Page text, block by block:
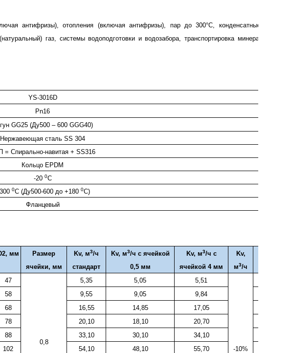
антифризы), отопления (включая антифризы), пар до 300°C, конденсатные линии,
газ, системы водоподготовки и водозабора, транспортировка минеральных и
YS-3016D
Pn16
GG25(Ду500 – 600GGG40)
Нержавеющая сталь SS 304
= Спирально-навитая + SS316
Кольцо EPDM
-20 0C
300 0C (Ду500-600 до +180 0C)
Фланцевый
мм
Размер
ячейки, мм
Kv, м3/ч
стандарт
Kv, м3/ч с ячейкой
0,5 мм
Kv, м3/ч с
ячейкой 4 мм
Kv,
м3/ч
47
0,8
5,35 5,05 5,51
-10%
58 9,55 9,05 9,84
68 16,55 14,85 17,05
78 20,10 18,10 20,70
88 33,10 30,10 34,10
102 54,10 48,10 55,70